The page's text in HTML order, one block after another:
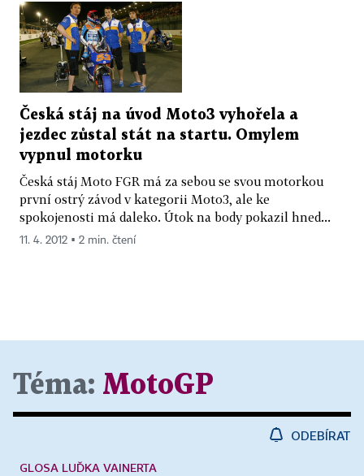
Česká stáj na úvod Moto3 vyhořela a
jezdec zůstal stát na startu. Omylem
vypnul motorku
Česká stáj Moto FGR má za sebou se svou motorkou
první ostrý závod v kategorii Moto3, ale ke
spokojenosti má daleko. Útok na body pokazil hned...
11. 4. 2012 ▪ 2 min. čtení
Téma: MotoGP
ODEBÍRAT
GLOSA LUĎKA VAINERTA